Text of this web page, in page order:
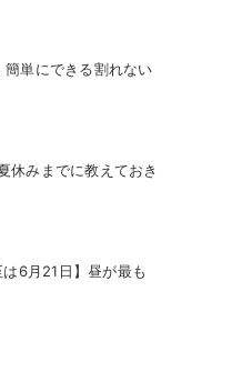
単にできる割れない
休みまでに教えておき
は6月21日】昼が最も